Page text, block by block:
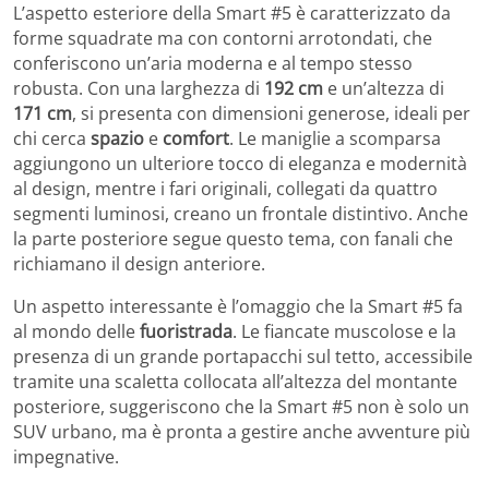
L’aspetto esteriore della Smart #5 è caratterizzato da
forme squadrate ma con contorni arrotondati, che
conferiscono un’aria moderna e al tempo stesso
robusta. Con una larghezza di 192 cm e un’altezza di
171 cm, si presenta con dimensioni generose, ideali per
chi cerca spazio e comfort. Le maniglie a scomparsa
aggiungono un ulteriore tocco di eleganza e modernità
al design, mentre i fari originali, collegati da quattro
segmenti luminosi, creano un frontale distintivo. Anche
la parte posteriore segue questo tema, con fanali che
richiamano il design anteriore.
Un aspetto interessante è l’omaggio che la Smart #5 fa
al mondo dellefuoristrada. Le fiancate muscolose e la
presenza di un grande portapacchi sul tetto, accessibile
tramite una scaletta collocata all’altezza del montante
posteriore, suggeriscono che la Smart #5 non è solo un
SUV urbano, ma è pronta a gestire anche avventure più
impegnative.